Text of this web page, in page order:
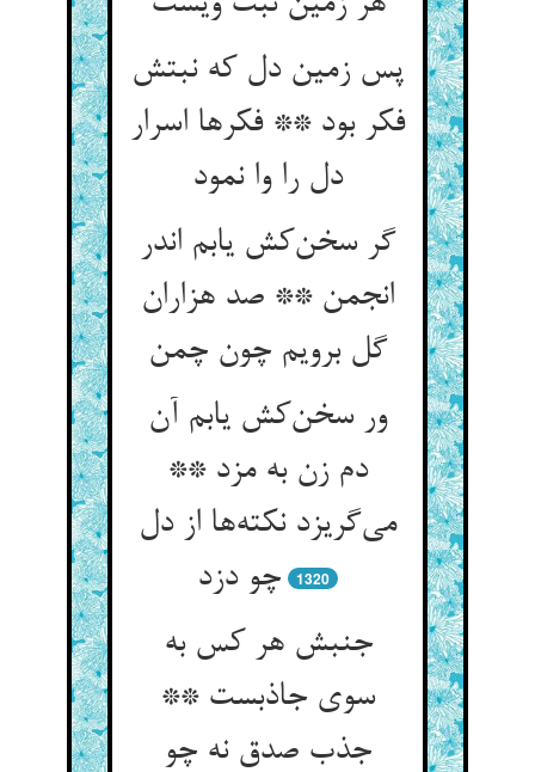
پس زمین دل که نبتش
فکر بود ** فکرها اسرار
دل را وا نمود
گر سخن‌کش یابم اندر
انجمن ** صد هزاران
گل برویم چون چمن
ور سخن‌کش یابم آن
دم زن به مزد **
می‌گریزد نکته‌ها از دل
چو دزد
1320
جنبش هر کس به
سوی جاذبست **
جذب صدق نه چو